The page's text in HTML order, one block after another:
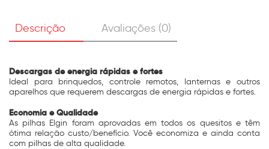
Descrição Avaliações (0)
Descargas de energia rápidas e fortes
Ideal para brinquedos, controle remotos, lanternas e outros
aparelhos que requerem descargas de energia rápidas e fortes.
Economia e Qualidade
As pilhas Elgin foram aprovadas em todos os quesitos e têm
ótima relação custo/benefício. Você economiza e ainda conta
com pilhas de alta qualidade.